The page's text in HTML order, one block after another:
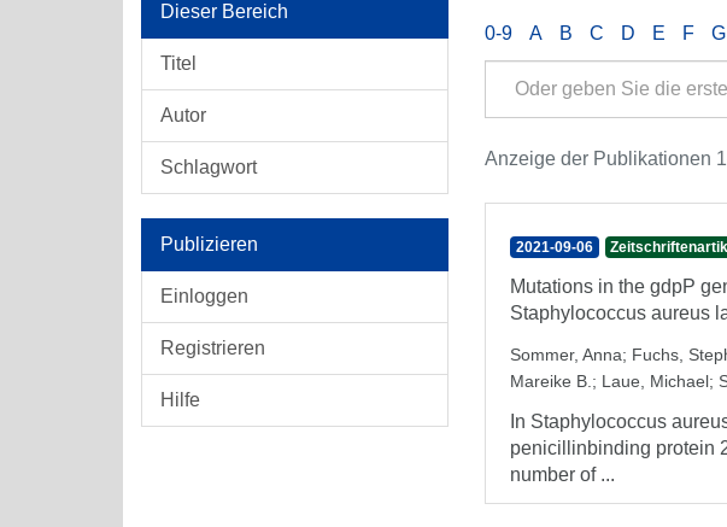
Dieser Bereich
Titel
Autor
Schlagwort
Publizieren
Einloggen
Registrieren
Hilfe
0-9 A B C D E F G
Anzeige der Publikationen
2021-09-06
Mutations in the gdpP
Staphylococcus aureus
Sommer, Anna; Fuchs,
Mareike B. ; Laue, Michael;
In Staphylococcus
penicillinbinding protein
number of ...